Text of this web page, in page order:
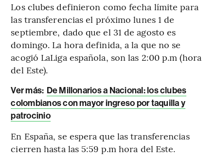
Los clubes definieron como fecha límite para
las transferencias el próximo lunes 1 de
septiembre, dado que el 31 de agosto es
domingo. La hora definida, a la que no se
acogió LaLiga española, son las 2:00 p.m (hora
del Este).
Ver más: De Millonarios a Nacional: los clubes
colombianos con mayor ingreso por taquilla y
patrocinio
En España, se espera que las transferencias
cierren hasta las 5:59 p.m hora del Este.